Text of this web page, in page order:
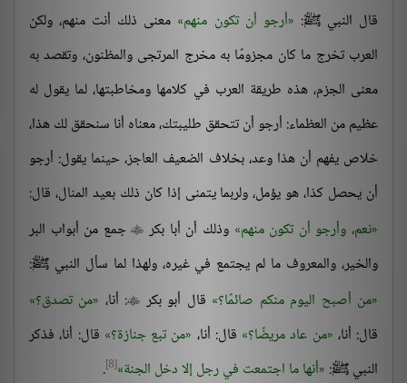
قال النبي ﷺ: أرجو أن تكون منهم معنى ذلك أنت منهم، ولكن
العرب تخرج ما كان مجزومًا به مخرج المرتجى والمظنون، وتقصد به
معنى الجزم، هذه طريقة العرب في كلامها ومخاطبتها، لما يقول له
عظيم من العظماء: أرجو أن تتحقق طليبتك، معناه أنا سنحقق لك هذا،
خلاص يفهم أن هذا وعد، بخلاف الضعيف العاجز، حينما يقول: أرجو
أن يحصل كذا، هو يؤمل، ولربما يتمنى إذا كان ذلك بعيد المنال، قال:
نعم، وأرجو أن تكون منهم وذلك أن أبا بكر جمع من أبواب البر
والخير، والمعروف ما لم يجتمع في غيره، ولهذا لما سأل النبي ﷺ:
من أصبح اليوم منكم صائمًا؟ قال أبو بكر : أنا، من تصدق؟
قال: أنا، من عاد مريضًا؟ قال: أنا، من تبع جنازة؟ قال: أنا، فذكر
النبي ﷺ: أنها ما اجتمعت في رجل إلا دخل الجنة [8]
.